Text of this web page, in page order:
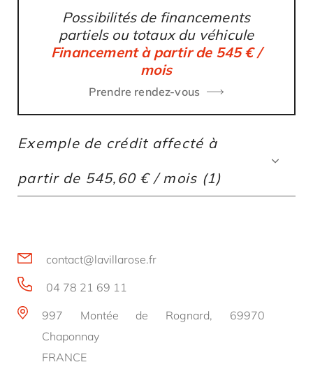
GPS PCM1 avec module Téléphone
Chargeur de CD
Intérieur Cuir Etendu
X51 Kit Puissance Moteur 345cv
X70 Seuils de porte Inox avec logo
X71 Fond de compteurs Look Aluminium
X98 Levier frein à main Alu & Cuir
XJ4 Entourage neiman gainé de cuir
XME
Console centrale peinte couleur
carrosserie
Possibilités de financements
partiels ou totaux du véhicule
Financement à partir de 545€ /
mois
Prendre rendez-vous
Exemple de crédit affecté à
partir de 545,60 € / mois (1)
contact@lavillarose.fr
04 78 21 69 11
997 Montée de Rognard, 69970
Chaponnay
FRANCE